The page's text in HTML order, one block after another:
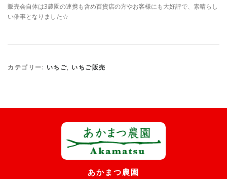
販売会自体は3農園の連携も含め百貨店の方やお客様にも大好評で、素晴らし
い催事となりました☆
カテゴリー: いちご, いちご販売
あかまつ農園